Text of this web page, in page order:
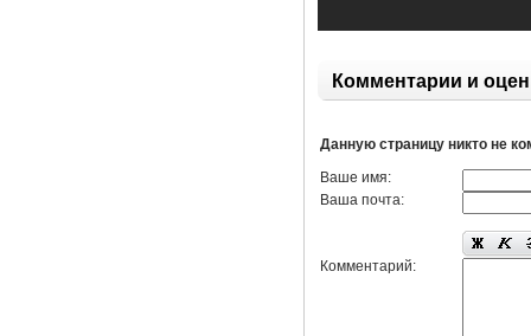
Комментарии и
Данную страницу никто не
Ваше имя:
Ваша почта:
Комментарий: